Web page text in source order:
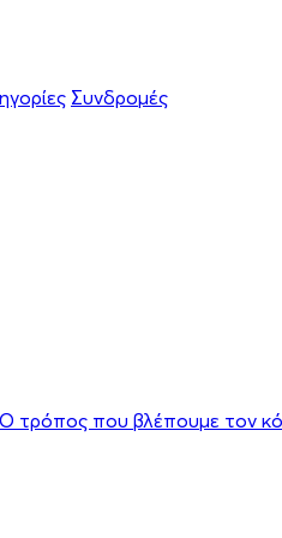
Συνδρομές
Ο τρόπος που βλέπουμε τον